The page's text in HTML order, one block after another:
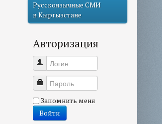
Русскоязычные СМИ
в Кыргызстане
Авторизация
Логин
Пароль
Запомнить меня
Войти